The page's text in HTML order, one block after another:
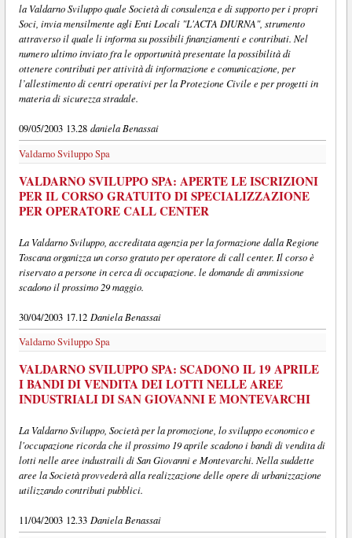
la Valdarno Sviluppo quale Società di consulenza e di supporto per i propri
Soci, invia mensilmente agli Enti Locali "L'ACTA DIURNA", strumento
attraverso il quale li informa su possibili finanziamenti e contributi. Nel
numero ultimo inviato fra le opportunità presentate la possibilità di
ottenere contributi per attività di informazione e comunicazione, per
l’allestimento di centri operativi per la Protezione Civile e per progetti in
materia di sicurezza stradale.
09/05/2003 13.28 daniela Benassai
Valdarno Sviluppo Spa
VALDARNO SVILUPPO SPA: APERTE LE ISCRIZIONI
PER IL CORSO GRATUITO DI SPECIALIZZAZIONE
PER OPERATORE CALL CENTER
La Valdarno Sviluppo, accreditata agenzia per la formazione dalla Regione
Toscana organizza un corso gratuto per operatore di call center. Il corso è
riservato a persone in cerca di occupazione. le domande di ammissione
scadono il prossimo 29 maggio.
30/04/2003 17.12 Daniela Benassai
Valdarno Sviluppo Spa
VALDARNO SVILUPPO SPA: SCADONO IL 19 APRILE
I BANDI DI VENDITA DEI LOTTI NELLE AREE
INDUSTRIALI DI SAN GIOVANNI E MONTEVARCHI
La Valdarno Sviluppo, Società per la promozione, lo sviluppo economico e
l'occupazione ricorda che il prossimo 19 aprile scadono i bandi di vendita di
lotti nelle aree industraili di San Giovanni e Montevarchi. Nella suddette
aree la Società provvederà alla realizzazione delle opere di urbanizzazione
utilizzando contributi pubblici.
11/04/2003 12.33 Daniela Benassai